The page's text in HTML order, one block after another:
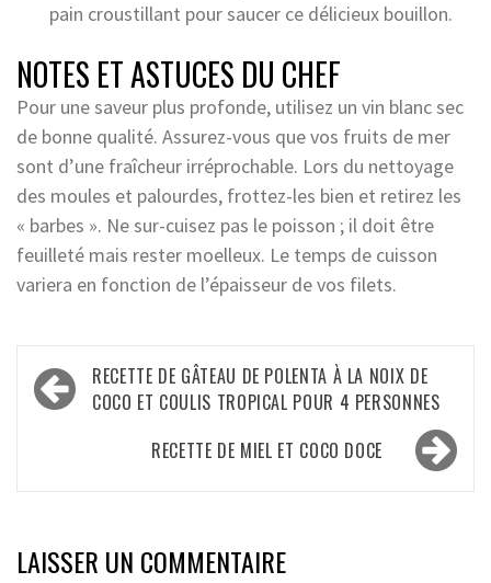
pain croustillant pour saucer ce délicieux bouillon.
NOTES ET ASTUCES DU CHEF
Pour une saveur plus profonde, utilisez un vin blanc sec
de bonne qualité. Assurez-vous que vos fruits de mer
sont d’une fraîcheur irréprochable. Lors du nettoyage
des moules et palourdes, frottez-les bien et retirez les
« barbes ». Ne sur-cuisez pas le poisson ; il doit être
feuilleté mais rester moelleux. Le temps de cuisson
variera en fonction de l’épaisseur de vos filets.
NAVIGATION
DE
RECETTE DE GÂTEAU DE POLENTA À LA NOIX DE
COCO ET COULIS TROPICAL POUR 4 PERSONNES
RECETTE DE MIEL ET COCO DOCE
LAISSER UN COMMENTAIRE